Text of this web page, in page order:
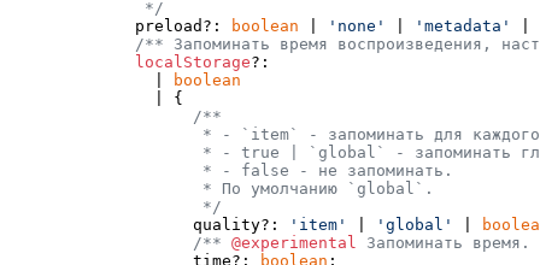
     */
preload?:
boolean 'none' 'metadata'
/** Запоминать время воспроизведения,
localStorage?:
boolean
      | {
/**
* - `item` - запоминать для
* - true | `global` - запоминать
           * - false - не запоминать.
           * По умолчанию `global`.
           */
quality?:
'item' 'global'
/** @experimental Запоминать
          time?:
boolean ;